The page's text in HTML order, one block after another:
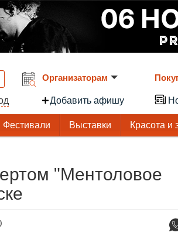
Организаторам
Добавить афишу
Фестивали Выставки Красота и
"Ментоловое